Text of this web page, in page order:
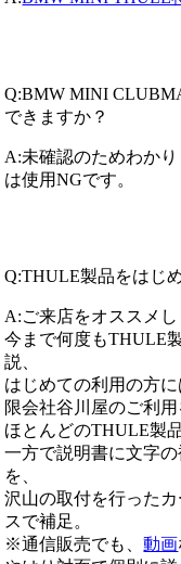
Q:BMW MINI
できますか？
A:未確認のためわか
は使用NGです。
Q:THULE製品をはじ
A:ご来店をオススメし
今まで何度もTHULE
説、
はじめての利用の方
限会社谷川屋のご利
ほとんどのTHULE製
一方で説明書に文字
を、
沢山の取付を行った
スで補足。
※通信販売でも、動画